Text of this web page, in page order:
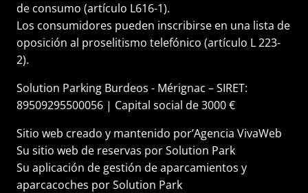
de consumo (artículo L616-1).
Los consumidores pueden inscribirse en una lista de
oposición al proselitismo telefónico (artículo L 223-
2).
Solution Parking Burdeos - Mérignac – SIRET:
89509295500056 | Capital social de 3000 €
Sitio web creado y mantenido por’Agencia VivaWeb
Su sitio web de reservas por Solution Park
Su aplicación de gestión de aparcamientos y
aparcacoches por Solution Park